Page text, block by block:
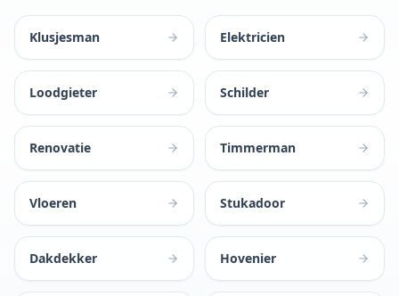
Klusjesman Elektricien
Loodgieter Schilder
Renovatie Timmerman
Vloeren Stukadoor
Dakdekker Hovenier